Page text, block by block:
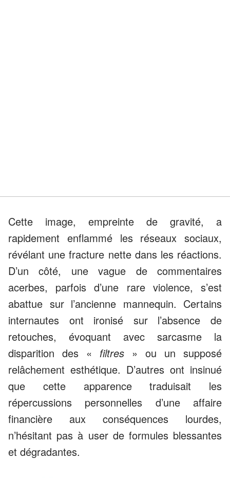
Cette image, empreinte de gravité, a
rapidement enflammé les réseaux sociaux,
révélant une fracture nette dans les réactions.
D’un côté, une vague de commentaires
acerbes, parfois d’une rare violence, s’est
abattue sur l’ancienne mannequin. Certains
internautes ont ironisé sur l’absence de
retouches, évoquant avec sarcasme la
disparition des « filtres » ou un supposé
relâchement esthétique. D’autres ont insinué
que cette apparence traduisait les
répercussions personnelles d’une affaire
financière aux conséquences lourdes,
n’hésitant pas à user de formules blessantes
et dégradantes.